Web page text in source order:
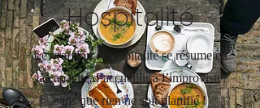
Hospitalité
Le vrai don d’hospitalité se résume en
la capacité d’accueillir à l’improviste,
sans que rien ne soit planifié !